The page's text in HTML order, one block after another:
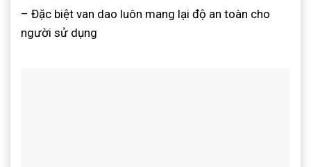
– Đặc biệt van dao luôn mang lại độ an toàn cho
người sử dụng